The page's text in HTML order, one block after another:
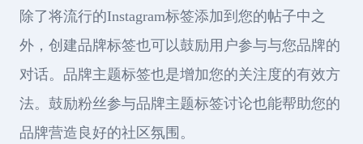
除了将流行的Instagram标签添加到您的帖子中之
外，创建品牌标签也可以鼓励用户参与与您品牌的
对话。品牌主题标签也是增加您的关注度的有效方
法。鼓励粉丝参与品牌主题标签讨论也能帮助您的
品牌营造良好的社区氛围。